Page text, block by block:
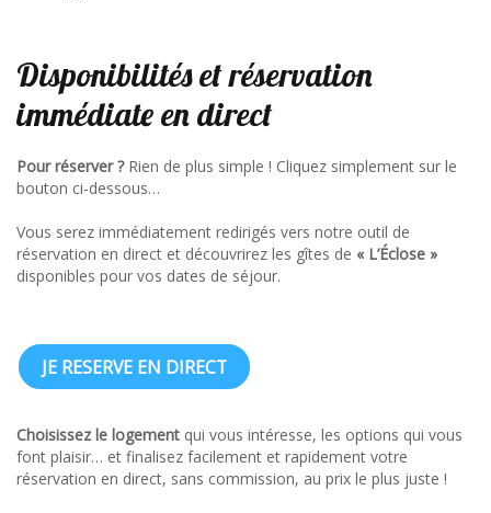
Disponibilités et réservation
immédiate en direct
Pour réserver ? Rien de plus simple ! Cliquez simplement sur le
bouton ci-dessous…
Vous serez immédiatement redirigés vers notre outil de
réservation en direct et découvrirez les gîtes de « L’Éclose »
disponibles pour vos dates de séjour.
JE RESERVE EN DIRECT
Choisissez le logement qui vous intéresse, les options qui vous
font plaisir… et finalisez facilement et rapidement votre
réservation en direct, sans commission, au prix le plus juste !